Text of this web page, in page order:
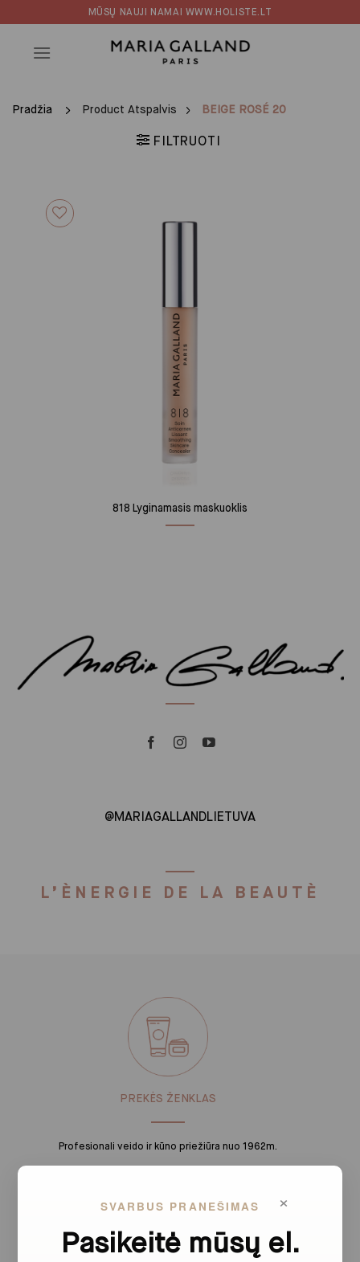
×
SVARBUS PRANEŠIMAS
Pasikeitė mūsų el.
to
content
MŪSŲ NAUJI NAMAI WWW.HOLISTE.LT
Pradžia Product Atspalvis BEIGE ROSÉ 20
FILTRUOTI
818 Lyginamasis maskuoklis
@MARIAGALLANDLIETUVA
L’ÈNERGIE DE LA BEAUTÈ
PREKĖS ŽENKLAS
Profesionali veido ir kūno priežiūra nuo 1962m.